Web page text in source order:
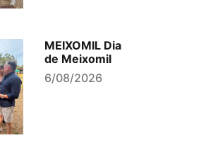
MEIXOMIL Dia
de Meixomil
6/08/2026